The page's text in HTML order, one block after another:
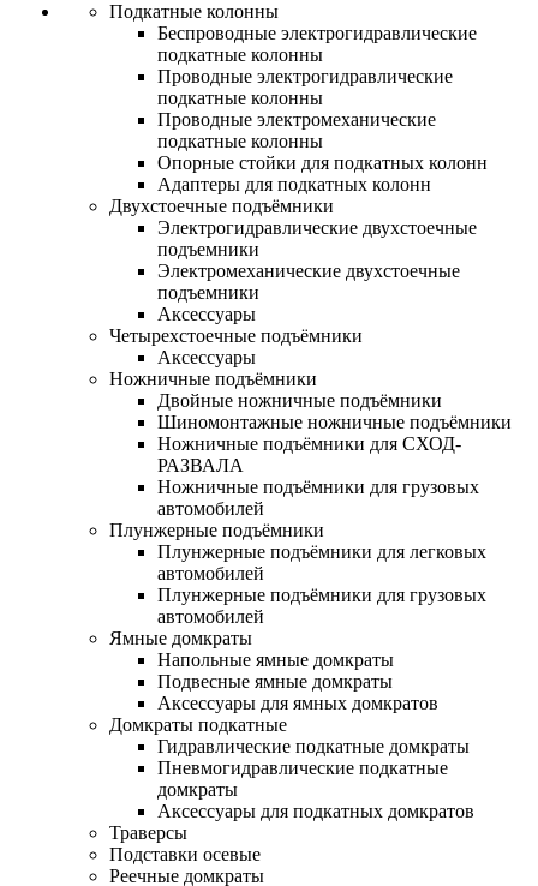
Подкатные колонны
Беспроводные электрогидравлические
подкатные колонны
Проводные электрогидравлические
подкатные колонны
Проводные электромеханические
подкатные колонны
Опорные стойки для подкатных колонн
Адаптеры для подкатных колонн
Двухстоечные подъёмники
Электрогидравлические двухстоечные
подъемники
Электромеханические двухстоечные
подъемники
Аксессуары
Четырехстоечные подъёмники
Аксессуары
Ножничные подъёмники
Двойные ножничные подъёмники
Шиномонтажные ножничные подъёмники
Ножничные подъёмники для СХОД-
РАЗВАЛА
Ножничные подъёмники для грузовых
автомобилей
Плунжерные подъёмники
Плунжерные подъёмники для легковых
автомобилей
Плунжерные подъёмники для грузовых
автомобилей
Ямные домкраты
Напольные ямные домкраты
Подвесные ямные домкраты
Аксессуары для ямных домкратов
Домкраты подкатные
Гидравлические подкатные домкраты
Пневмогидравлические подкатные
домкраты
Аксессуары для подкатных домкратов
Траверсы
Подставки осевые
Реечные домкраты